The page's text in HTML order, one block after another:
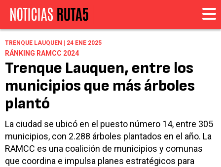
TRENQUE LAUQUEN | 24 ENE 2025
RÁNKING RAMCC 2024
Trenque Lauquen, entre los
municipios que más árboles
plantó
La ciudad se ubicó en el puesto número 14, entre 305
municipios, con 2.288 árboles plantados en el año. La
RAMCC es una coalición de municipios y comunas
que coordina e impulsa planes estratégicos para